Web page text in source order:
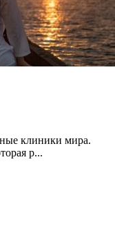
клиники мира.
р...